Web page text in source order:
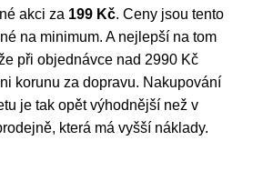
akci za 199 Kč. Ceny jsou tento
na minimum. A nejlepší na tom
při objednávce nad 2990 Kč
korunu za dopravu. Nakupování
je tak opět výhodnější než v
která má vyšší náklady.